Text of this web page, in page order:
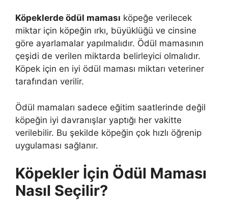
Köpeklerde ödül maması köpeğe verilecek
miktar için köpeğin ırkı, büyüklüğü ve cinsine
göre ayarlamalar yapılmalıdır. Ödül mamasının
çeşidi de verilen miktarda belirleyici olmalıdır.
Köpek için en iyi ödül maması miktarı veteriner
tarafından verilir.
Ödül mamaları sadece eğitim saatlerinde değil
köpeğin iyi davranışlar yaptığı her vakitte
verilebilir. Bu şekilde köpeğin çok hızlı öğrenip
uygulaması sağlanır.
Köpekler İçin Ödül Maması
Nasıl Seçilir?